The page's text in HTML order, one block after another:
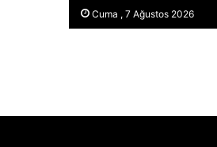
Cuma , 7 Ağustos 2026